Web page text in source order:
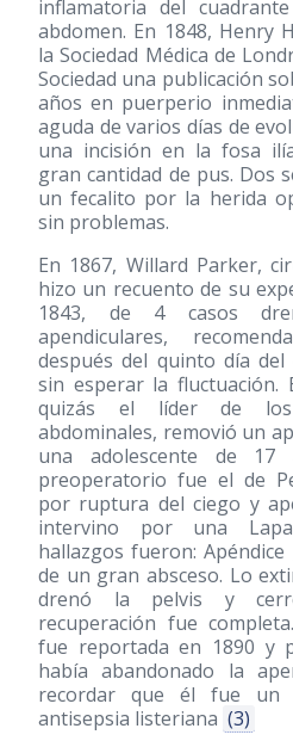
inflamatoria del
abdomen. En 1848, Henry
la Sociedad Médica de
Sociedad una publicación
años en puerperio
aguda de varios días de
una incisión en la fosa
gran cantidad de pus. Dos
un fecalito por la herida
sin problemas.
En 1867, Willard Parker,
hizo un recuento de su
1843, de 4 casos
apendiculares,
después del quinto día del
sin esperar la fluctuación.
quizás el líder de los
abdominales, removió un
una adolescente de 17
preoperatorio fue el de
por ruptura del ciego y
intervino por una
hallazgos fueron:
de un gran absceso. Lo
drenó la pelvis y
recuperación fue
fue reportada en 1890 y
había abandonado la
recordar que él fue un
antisepsia listeriana (3)